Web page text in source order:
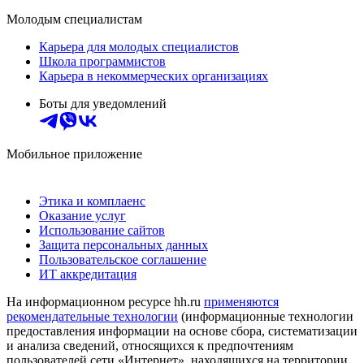
Молодым специалистам
Карьера для молодых специалистов
Школа программистов
Карьера в некоммерческих организациях
Боты для уведомлений
Мобильное приложение
Этика и комплаенс
Оказание услуг
Использование сайтов
Защита персональных данных
Пользовательское соглашение
ИТ аккредитация
На информационном ресурсе hh.ru применяются
рекомендательные технологии (информационные технологии
предоставления информации на основе сбора, систематизации
и анализа сведений, относящихся к предпочтениям
пользователей сети «Интернет», находящихся на территории